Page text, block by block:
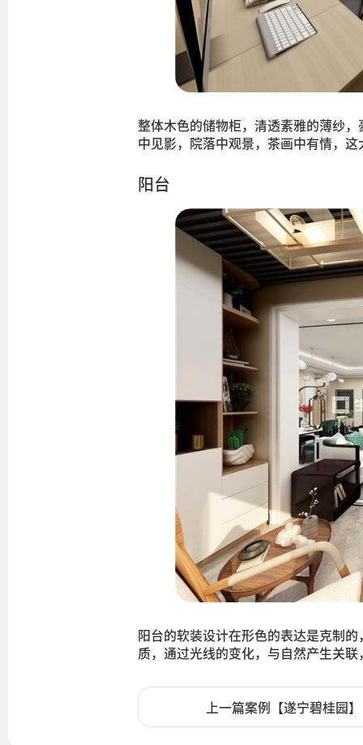
整体木色的储物柜，清透素雅的薄纱
中见影，院落中观景，茶画中有情，
阳台
阳台的软装设计在形色的表达是克制
质，通过光线的变化，与自然产生关
上一篇案例【遂宁碧桂园】